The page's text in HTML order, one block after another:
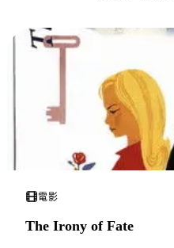
電影
The Irony of Fate